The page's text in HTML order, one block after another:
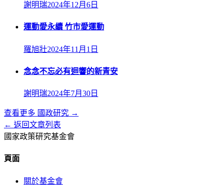
謝明瑞2024年12月6日
運動愛永續 竹市愛運動
羅旭壯2024年11月1日
念念不忘必有迴響的新青安
謝明瑞2024年7月30日
查看更多 國政研究 →
← 返回文章列表
國家政策研究基金會
頁面
關於基金會